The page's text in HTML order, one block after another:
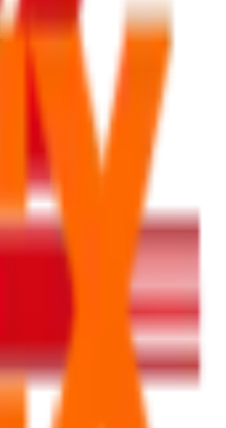
univoco
dogana